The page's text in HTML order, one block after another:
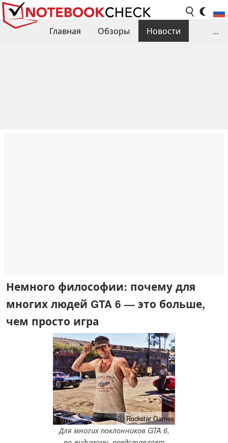
Главная Обзоры
Новости
...
Немного философии: почему для
многих людей GTA 6 — это больше,
чем просто игра
ⓘ Rockstar Games
Для многих поклонников GTA 6,